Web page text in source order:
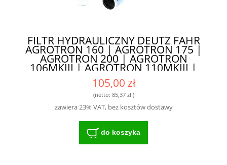
FILTR HYDRAULICZNY DEUTZ FAHR
AGROTRON 160 | AGROTRON 175 |
AGROTRON 200 | AGROTRON
106MKIII | AGROTRON 110MKIII |
AGROTRON 115MKIII | AGROTRON
120MKIII | AGROTRON 135MKIII |
AGROTRON 150MKIII - WYKONANY Z
NAJWYŻSZEJ KLASY MATERIAŁÓW
105,00 zł
(netto: 85,37 zł)
zawiera 23% VAT, bez kosztów dostawy
do koszyka